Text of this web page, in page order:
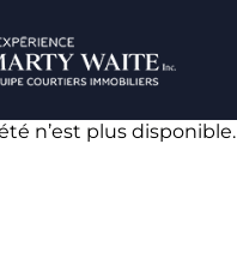
n’est plus disponible.